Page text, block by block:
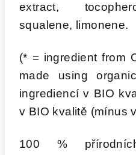
extract,
squalene, limonene.
(* = ingredient from
made using
ingrediencí v BIO
v BIO kvalitě (mínus
100 %